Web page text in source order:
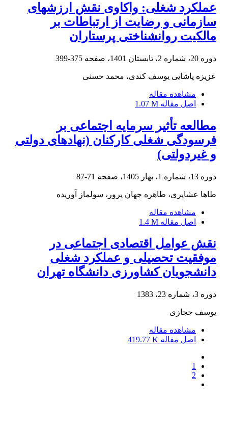
عملکرد شغلی: واکاوی نقش ارزش‏های
سازمانی و رضایت از ارتباطات بر
مالکیت روانشناختی پرستاران
دوره 20، شماره 2، تابستان 1401، صفحه 375-399
عزیزه پاشایی یوسف کندی، محمد حسنی
مشاهده مقاله
اصل مقاله 1.07 M
مطالعه تأثیر سرمایه اجتماعی بر
فرسودگی شغلی کارکنان (نهادهای دولتی
و غیردولتی)
دوره 13، شماره 1، بهار 1405، صفحه 71-87
طاها عشایری، طاهره جهان پرور، سولماز آوریده
مشاهده مقاله
اصل مقاله 1.4 M
نقش عوامل اقتصادی اجتماعی در
موفقیت تحصیلی و عملکرد شغلی
دانشجویان کشاورزی دانشگاه تهران
دوره 3، شماره 23، 1383
یوسف حجازی
مشاهده مقاله
اصل مقاله 419.77 K
1
2